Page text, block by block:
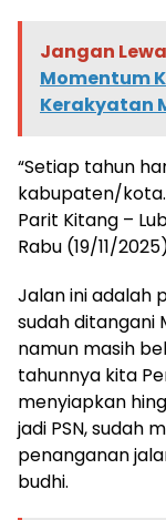
Jangan
Momentum
Kerakyatan
“Setiap tahun
kabupaten/kota.
Parit Kitang –
Rabu (19/11/
Jalan ini adalah
sudah ditangani
namun masih
tahunnya kita
menyiapkan
jadi PSN, sudah
penanganan
budhi.